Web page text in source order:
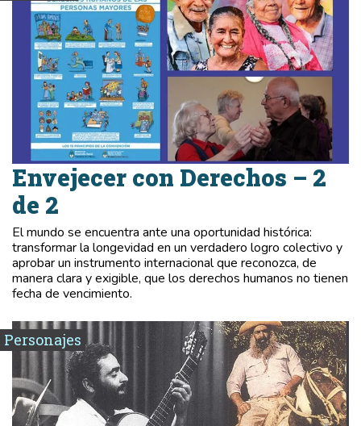
Envejecer con Derechos – 2
de 2
El mundo se encuentra ante una oportunidad histórica:
transformar la longevidad en un verdadero logro colectivo y
aprobar un instrumento internacional que reconozca, de
manera clara y exigible, que los derechos humanos no tienen
fecha de vencimiento.
Personajes